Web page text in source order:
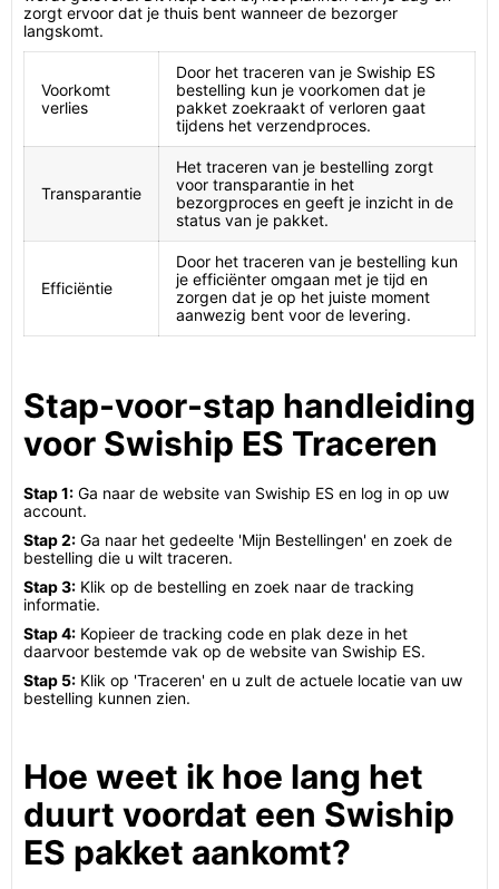
zorgt ervoor dat je thuis bent wanneer de bezorger
langskomt.
Voorkomt
verlies
Door het traceren van je Swiship ES
bestelling kun je voorkomen dat je
pakket zoekraakt of verloren gaat
tijdens het verzendproces.
Transparantie
Het traceren van je bestelling zorgt
voor transparantie in het
bezorgproces en geeft je inzicht in de
status van je pakket.
Efficiëntie
Door het traceren van je bestelling kun
je efficiënter omgaan met je tijd en
zorgen dat je op het juiste moment
aanwezig bent voor de levering.
Stap-voor-stap handleiding
voor Swiship ES Traceren
Stap 1: Ga naar de website van Swiship ES en log in op uw
account.
Stap 2: Ga naar het gedeelte 'Mijn Bestellingen' en zoek de
bestelling die u wilt traceren.
Stap 3: Klik op de bestelling en zoek naar de tracking
informatie.
Stap 4: Kopieer de tracking code en plak deze in het
daarvoor bestemde vak op de website van Swiship ES.
Stap 5: Klik op 'Traceren' en u zult de actuele locatie van uw
bestelling kunnen zien.
Hoe weet ik hoe lang het
duurt voordat een Swiship
ES pakket aankomt?